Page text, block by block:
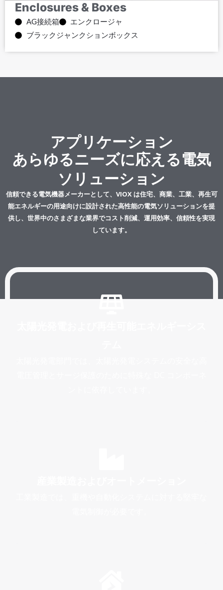
Enclosures & Boxes
AG接続箱
エンクロージャ
ブラックジャンクションボックス
アプリケーション
あらゆるニーズに応える電気
ソリューション
信頼できる電気機器メーカーとして、VIOX は住宅、商業、工業、再生可
能エネルギーの用途向けに設計された高性能の電気ソリューションを提
供し、世界中のさまざまな業界でコスト削減、運用効率、信頼性を実現
しています。